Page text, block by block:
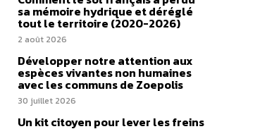
sa mémoire hydrique et déréglé
tout le territoire (2020-2026)
2 août 2026
Développer notre attention aux
espèces vivantes non humaines
avec les communs de Zoepolis
30 juillet 2026
Un kit citoyen pour lever les freins